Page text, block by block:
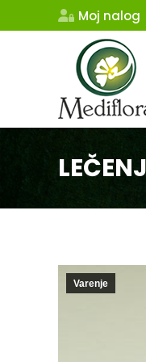
Moj nalog
Varenje